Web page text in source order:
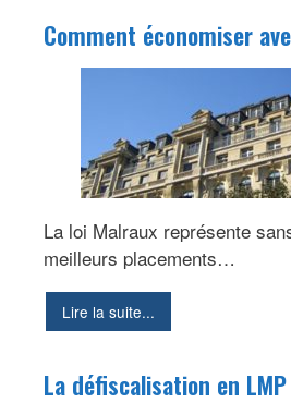
Comment économiser
La loi Malraux représente
meilleurs placements…
Lire la suite...
La défiscalisation en LMP